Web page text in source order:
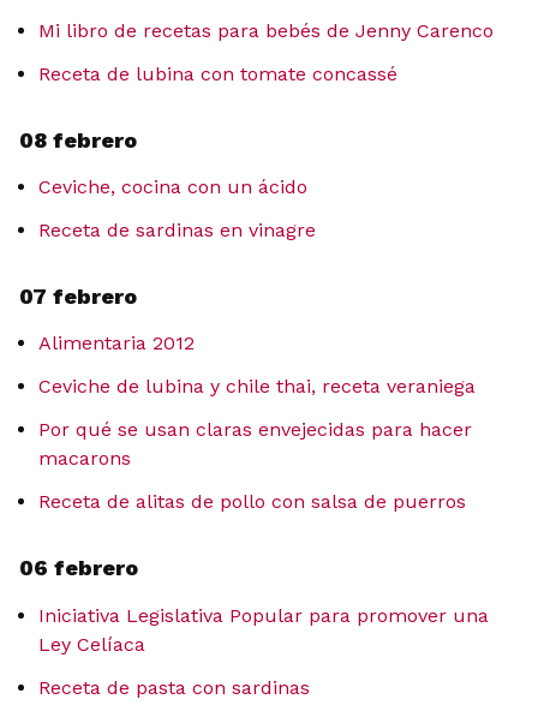
Mi libro de recetas para bebés de Jenny Carenco
Receta de lubina con tomate concassé
08 febrero
Ceviche, cocina con un ácido
Receta de sardinas en vinagre
07 febrero
Alimentaria 2012
Ceviche de lubina y chile thai, receta veraniega
Por qué se usan claras envejecidas para hacer
macarons
Receta de alitas de pollo con salsa de puerros
06 febrero
Iniciativa Legislativa Popular para promover una
Ley Celíaca
Receta de pasta con sardinas